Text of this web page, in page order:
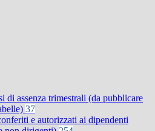
di assenza trimestrali (da pubblicare
37
e autorizzati ai dipendenti